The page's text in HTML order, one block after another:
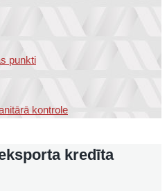
punkti
kontrole
kredīta